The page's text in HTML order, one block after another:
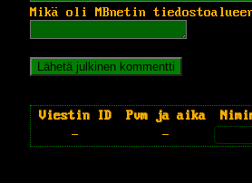
Mikä oli MBnetin
Viestin ID Pvm ja aika
-
-